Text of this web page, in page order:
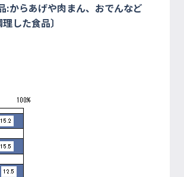
:からあげや肉まん、おでんなど
した食品〕